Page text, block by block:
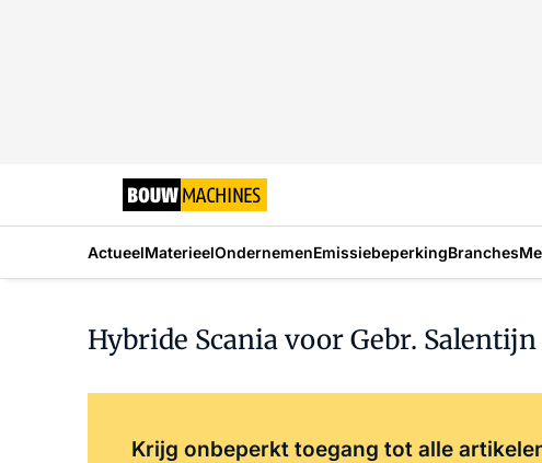
ActueelMaterieelOndernemenEmissiebeperkingBranches
Hybride Scania voor Gebr. Salentijn
Krijg onbeperkt toegang tot alle